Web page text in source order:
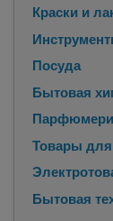
Краски и
Посуда
Бытовая
Товары для
Бытовая